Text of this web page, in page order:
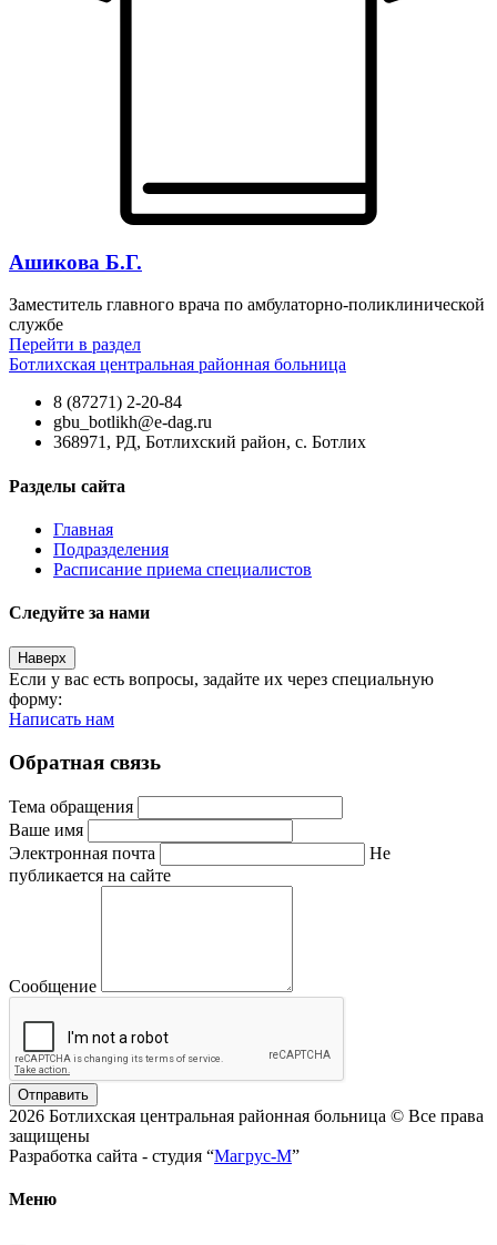
Ашикова Б.Г.
Заместитель главного врача по амбулаторно-поликлинической
службе
Перейти в раздел
Ботлихская центральная районная больница
8 (87271) 2-20-84
gbu_botlikh@e-dag.ru
368971, РД, Ботлихский район, с. Ботлих
Разделы сайта
Главная
Подразделения
Расписание приема специалистов
Следуйте за нами
Наверх
Если у вас есть вопросы, задайте их через специальную
форму:
Написать нам
Обратная связь
Тема обращения
Ваше имя
Электронная почта
Не
публикается на сайте
Сообщение
Отправить
2026 Ботлихская центральная районная больница © Все права
защищены
Разработка сайта - студия “Магрус-М”
Меню